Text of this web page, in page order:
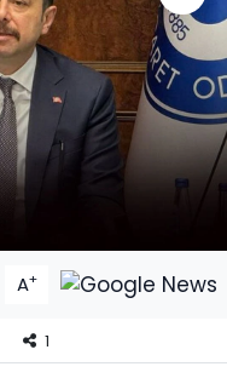
A+
1